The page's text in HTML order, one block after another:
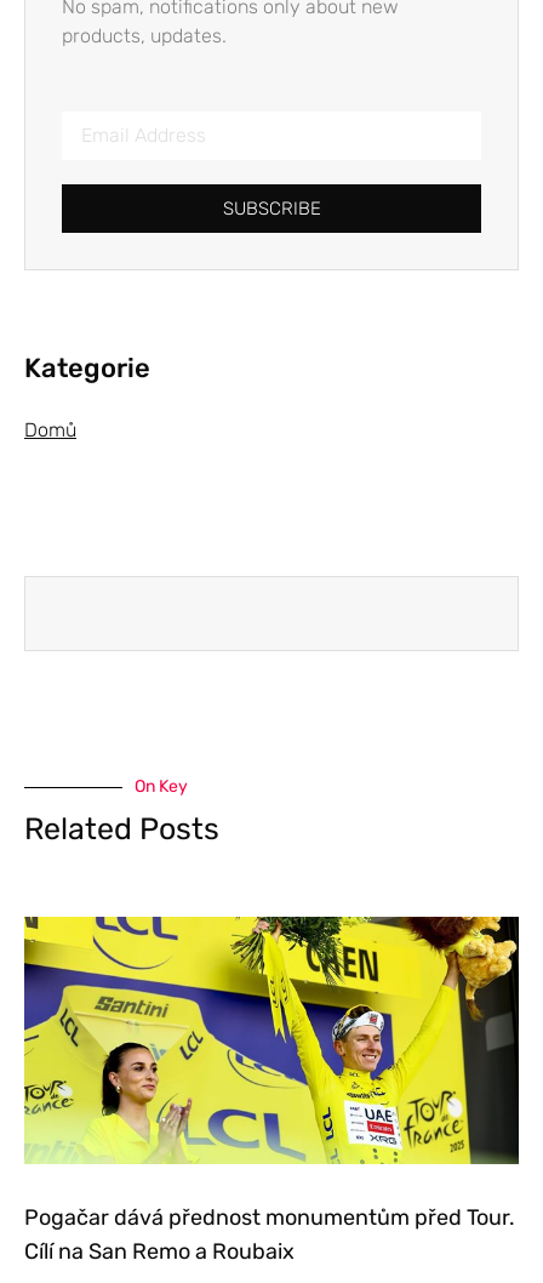
No spam, notifications only about new
products, updates.
SUBSCRIBE
Kategorie
Domů
On Key
Related Posts
Pogačar dává přednost monumentům před Tour.
Cílí na San Remo a Roubaix